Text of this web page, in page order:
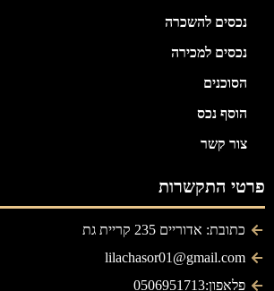
נכסים להשכרה
נכסים למכירה
הסוכנים
הוסף נכס
צור קשר
פרטי התקשרות
כתובת: אדוריים 235 קריית גת
lilachasor01@gmail.com
פלאפון:0506951713